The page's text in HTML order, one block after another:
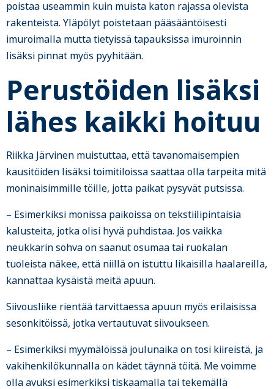
poistaa useammin kuin muista katon rajassa olevista
rakenteista. Yläpölyt poistetaan pääsääntöisesti
imuroimalla mutta tietyissä tapauksissa imuroinnin
lisäksi pinnat myös pyyhitään.
Perustöiden lisäksi
lähes kaikki hoituu
Riikka Järvinen muistuttaa, että tavanomaisempien
kausitöiden lisäksi toimitiloissa saattaa olla tarpeita mitä
moninaisimmille töille, jotta paikat pysyvät putsissa.
– Esimerkiksi monissa paikoissa on tekstiilipintaisia
kalusteita, jotka olisi hyvä puhdistaa. Jos vaikka
neukkarin sohva on saanut osumaa tai ruokalan
tuoleista näkee, että niillä on istuttu likaisilla haalareilla,
kannattaa kysäistä meitä apuun.
Siivousliike rientää tarvittaessa apuun myös erilaisissa
sesonkitöissä, jotka vertautuvat siivoukseen.
– Esimerkiksi myymälöissä joulunaika on tosi kiireistä, ja
vakihenkilökunnalla on kädet täynnä töitä. Me voimme
olla avuksi esimerkiksi tiskaamalla tai tekemällä